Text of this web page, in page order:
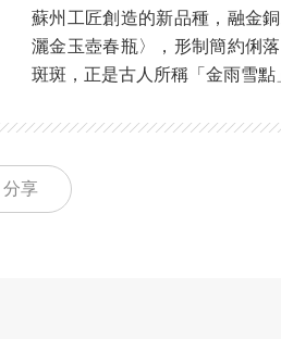
蘇州工匠創造的新品種，融金
灑金玉壺春瓶〉，形制簡約俐
斑斑，正是古人所稱「金雨雪點
分享